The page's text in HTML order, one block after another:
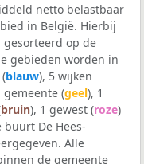
netto belastbaar
in België. Hierbij
op de
gebieden worden in
blauw), 5 wijken
gemeente (geel), 1
bruin), 1 gewest (roze)
De Hees-
Alle
de gemeente